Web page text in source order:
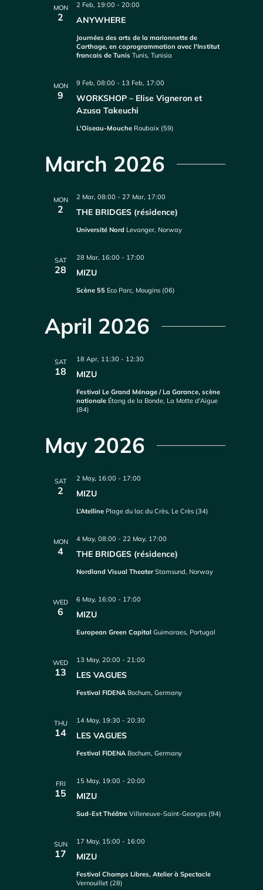
MON
2 ANYWHERE
2 Feb, 19:00 -20:00
Journées des arts de la marionnette de
Carthage, en coprogrammation avec l'Institut
francais de TunisTunis, Tunisia
MON
9
WORKSHOP – Elise Vigneron et
Azusa Takeuchi
9 Feb, 08:00 - 13 Feb, 17:00
L'Oiseau-Mouche Roubaix (59)
March 2026
MON
2 THE BRIDGES (résidence)
2 Mar, 08:00 -27 Mar, 17:00
Université Nord Levanger, Norway
SAT
28 MIZU
28 Mar, 16:00 - 17:00
Scène 55 Eco Parc, Mougins (06)
April 2026
SAT
18 MIZU
18 Apr, 11:30 - 12:30
Festival Le Grand Ménage / La Garance, scène
nationale Étang de la Bonde, La Motte d'Aigue
(84)
May 2026
SAT
2 MIZU
2 May, 16:00 - 17:00
L’Atelline Plage du lac du Crès, Le Crès (34)
MON
4 THE BRIDGES (résidence)
4 May, 08:00 -22 May, 17:00
Nordland Visual TheaterStamsund, Norway
WED
6 MIZU
6 May, 16:00 - 17:00
European Green CapitalGuimaraes, Portugal
WED
13 LES VAGUES
13 May, 20:00 -21:00
Festival FIDENA Bochum, Germany
THU
14 LES VAGUES
14 May, 19:30 -20:30
Festival FIDENA Bochum, Germany
FRI
15 MIZU
15 May, 19:00 -20:00
Sud-Est ThéâtreVilleneuve-Saint-Georges (94)
SUN
17 MIZU
17 May, 15:00 - 16:00
Festival Champs Libres, Atelier à Spectacle
Vernouillet (28)